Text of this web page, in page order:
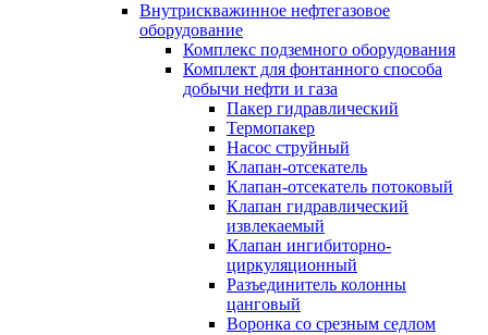
Внутрискважинное нефтегазовое
оборудование
Комплекс подземного оборудования
Комплект для фонтанного способа
добычи нефти и газа
Пакер гидравлический
Термопакер
Насос струйный
Клапан-отсекатель
Клапан-отсекатель потоковый
Клапан гидравлический
извлекаемый
Клапан ингибиторно-
циркуляционный
Разъединитель колонны
цанговый
Воронка со срезным седлом